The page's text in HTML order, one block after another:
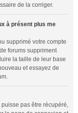
de la corriger.
à présent plus me
supprimé votre compte
forums suppriment
la taille de leur base
et essayez de
pas être récupéré,